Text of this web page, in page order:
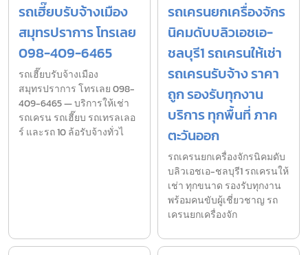
รถเฮี๊ยบรับจ้างเมือง
สมุทรปราการ โทรเลย
098-409-6465
รถเฮี๊ยบรับจ้างเมือง
สมุทรปราการ โทรเลย 098-
409-6465 — บริการให้เช่า
รถเครน รถเฮี๊ยบ รถเทรลเลอ
ร์ และรถ 10 ล้อรับจ้างทั่วไ
รถเครนยกเครื่องจักร
นิคมดับบลิวเอชเอ-
ชลบุรี1 รถเครนให้เช่า
รถเครนรับจ้าง ราคา
ถูก รองรับทุกงาน
บริการ ทุกพื้นที่ ภาค
ตะวันออก
รถเครนยกเครื่องจักรนิคมดับ
บลิวเอชเอ-ชลบุรี1 รถเครนให้
เช่า ทุกขนาด รองรับทุกงาน
พร้อมคนขับผู้เชี่ยวชาญ รถ
เครนยกเครื่องจัก